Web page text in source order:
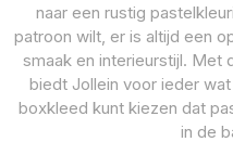
naar een rustig
patroon wilt, er is altijd een
smaak en interieurstijl. Met
biedt Jollein voor ieder
boxkleed kunt kiezen dat
in de